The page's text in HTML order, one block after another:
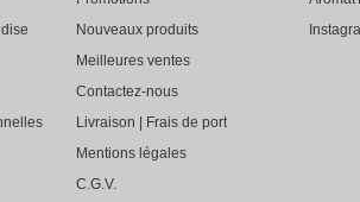
Nouveaux produits
Meilleures ventes
Contactez-nous
Livraison | Frais de port
Mentions légales
C.G.V.